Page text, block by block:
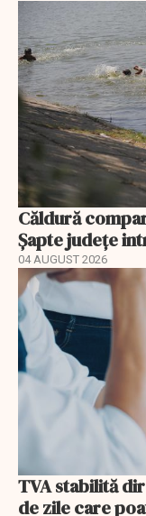
Căldură
Șapte județe
04 AUGUST 2026
TVA stabilită
de zile care